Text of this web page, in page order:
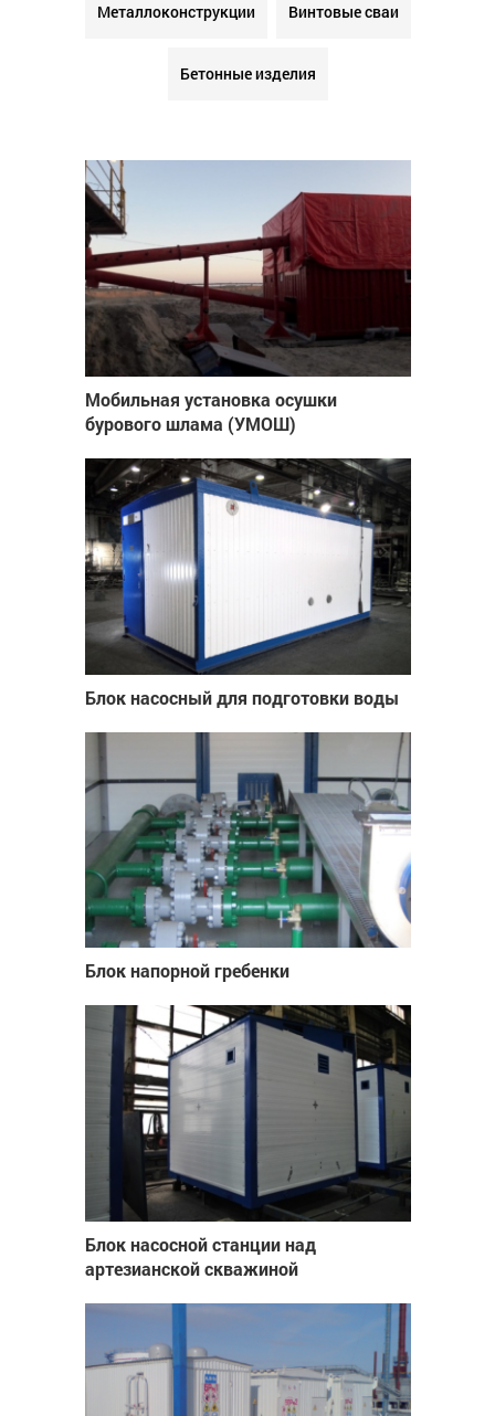
Металлоконструкции Винтовые сваи
Бетонные изделия
Мобильная установка осушки
бурового шлама (УМОШ)
Блок насосный для подготовки воды
Блок напорной гребенки
Блок насосной станции над
артезианской скважиной